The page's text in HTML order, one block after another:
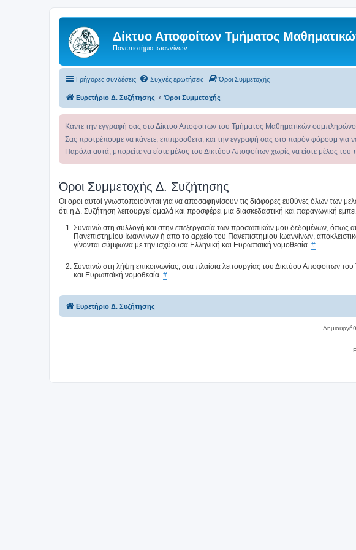
Δίκτυο Αποφοίτων Τμήματος
Πανεπιστήμιο Ιωαννίνων
Γρήγορες συνδέσεις Συχνές ερωτήσεις Όροι Συμμετοχής
Ευρετήριο Δ. Συζήτησης Όροι Συμμετοχής
Κάντε την εγγραφή σας στο Δίκτυο Αποφοίτων του Τμήματος Μαθηματικών
Σας προτρέπουμε να κάνετε, επιπρόσθετα, και την εγγραφή σας στο παρόν φόρουμ για
Παρόλα αυτά, μπορείτε να είστε μέλος του Δικτύου Αποφοίτων χωρίς να είστε μέλος
Όροι Συμμετοχής Δ. Συζήτησης
Οι όροι αυτοί γνωστοποιούνται για να αποσαφηνίσουν τις διάφορες ευθύνες όλων των
ότι η Δ. Συζήτηση λειτουργεί ομαλά και προσφέρει μια διασκεδαστική και παραγωγική
Συναινώ στη συλλογή και στην επεξεργασία των προσωπικών μου δεδομένων, όπως
Πανεπιστημίου Ιωαννίνων ή από το αρχείο του Πανεπιστημίου Ιωαννίνων,
γίνονται σύμφωνα με την ισχύουσα Ελληνική και Ευρωπαϊκή νομοθεσία. #
Συναινώ στη λήψη επικοινωνίας, στα πλαίσια λειτουργίας του Δικτύου Αποφοίτων
και Ευρωπαϊκή νομοθεσία. #
Ευρετήριο Δ. Συζήτησης